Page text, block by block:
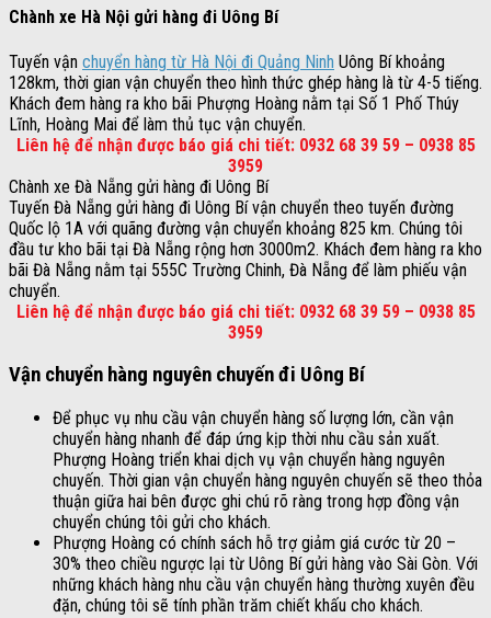
Chành xe Hà Nội gửi hàng đi Uông Bí
Tuyến vận chuyển hàng từ Hà Nội đi Quảng Ninh Uông Bí khoảng
128km, thời gian vận chuyển theo hình thức ghép hàng là từ 4-5 tiếng.
Khách đem hàng ra kho bãi Phượng Hoàng nằm tại Số 1 Phố Thúy
Lĩnh, Hoàng Mai để làm thủ tục vận chuyển.
Liên hệ để nhận được báo giá chi tiết: 0932 68 39 59 – 0938 85
3959
Chành xe Đà Nẵng gửi hàng đi Uông Bí
Tuyến Đà Nẵng gửi hàng đi Uông Bí vận chuyển theo tuyến đường
Quốc lộ 1A với quãng đường vận chuyển khoảng 825 km. Chúng tôi
đầu tư kho bãi tại Đà Nẵng rộng hơn 3000m2. Khách đem hàng ra kho
bãi Đà Nẵng nằm tại 555C Trường Chinh, Đà Nẵng để làm phiếu vận
chuyển.
Liên hệ để nhận được báo giá chi tiết: 0932 68 39 59 – 0938 85
3959
Vận chuyển hàng nguyên chuyến đi Uông Bí
Để phục vụ nhu cầu vận chuyển hàng số lượng lớn, cần vận
chuyển hàng nhanh để đáp ứng kịp thời nhu cầu sản xuất.
Phượng Hoàng triển khai dịch vụ vận chuyển hàng nguyên
chuyến. Thời gian vận chuyển hàng nguyên chuyến sẽ theo thỏa
thuận giữa hai bên được ghi chú rõ ràng trong hợp đồng vận
chuyển chúng tôi gửi cho khách.
Phượng Hoàng có chính sách hỗ trợ giảm giá cước từ 20 –
30% theo chiều ngược lại từ Uông Bí gửi hàng vào Sài Gòn. Với
những khách hàng nhu cầu vận chuyển hàng thường xuyên đều
đặn, chúng tôi sẽ tính phần trăm chiết khấu cho khách.